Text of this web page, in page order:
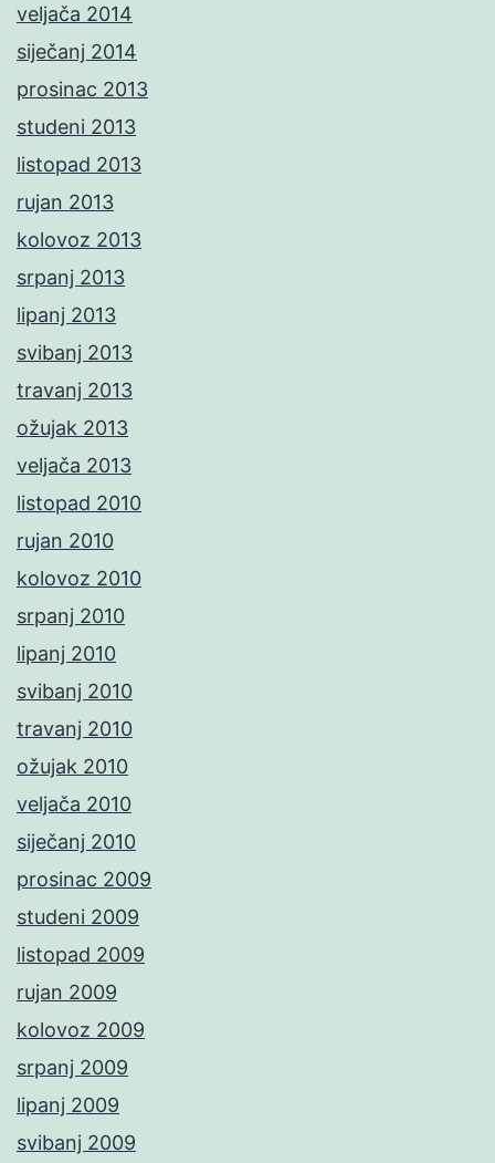
veljača 2014
siječanj 2014
prosinac 2013
studeni 2013
listopad 2013
rujan 2013
kolovoz 2013
srpanj 2013
lipanj 2013
svibanj 2013
travanj 2013
ožujak 2013
veljača 2013
listopad 2010
rujan 2010
kolovoz 2010
srpanj 2010
lipanj 2010
svibanj 2010
travanj 2010
ožujak 2010
veljača 2010
siječanj 2010
prosinac 2009
studeni 2009
listopad 2009
rujan 2009
kolovoz 2009
srpanj 2009
lipanj 2009
svibanj 2009